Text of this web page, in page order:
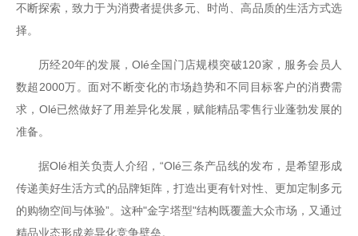
不断探索，致力于为消费者提供多元、时尚、高品质的生活方式选
择。
历经20年的发展，Olé全国门店规模突破120家，服务会员人
数超2000万。面对不断变化的市场趋势和不同目标客户的消费需
求，Olé已然做好了用差异化发展，赋能精品零售行业蓬勃发展的
准备。
据Olé相关负责人介绍，“Olé三条产品线的发布，是希望形成
传递美好生活方式的品牌矩阵，打造出更有针对性、更加定制多元
的购物空间与体验”。这种"金字塔型"结构既覆盖大众市场，又通过
精品业态形成差异化竞争壁垒。